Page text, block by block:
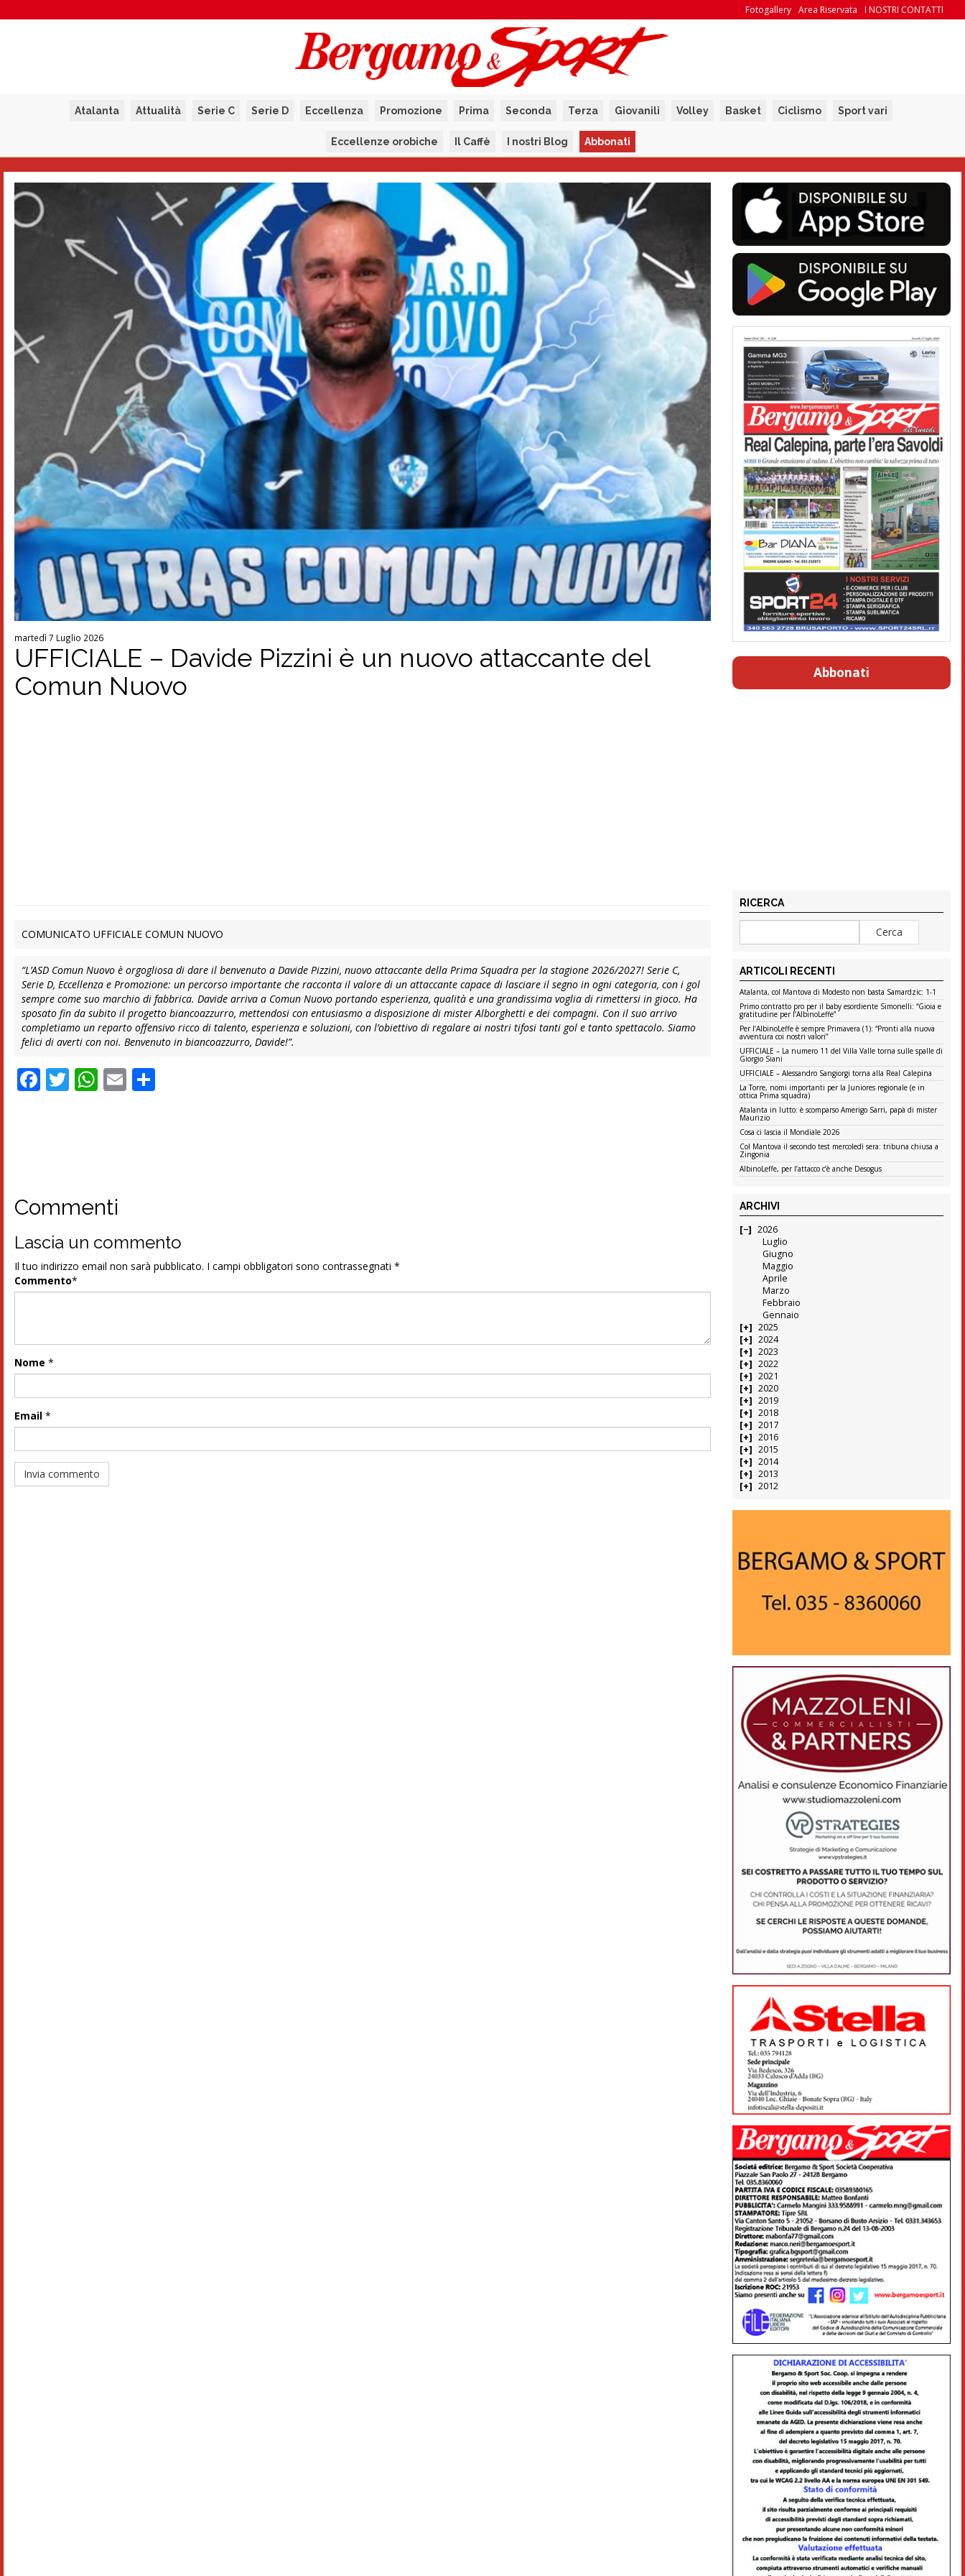
I NOSTRI CONTATTI
Area Riservata
Fotogallery
Atalanta Attualità Serie C Serie D Eccellenza Promozione Prima Seconda Terza Giovanili Volley Basket Ciclismo Sport vari
Eccellenze orobiche Il Caffè I nostri Blog Abbonati
martedì 7 Luglio 2026
UFFICIALE – Davide Pizzini è un nuovo attaccante del
Comun Nuovo
COMUNICATO UFFICIALE COMUN NUOVO
“L’ASD Comun Nuovo è orgogliosa di dare il benvenuto a Davide Pizzini, nuovo attaccante della Prima Squadra per la stagione 2026/2027! Serie C,
Serie D, Eccellenza e Promozione: un percorso importante che racconta il valore di un attaccante capace di lasciare il segno in ogni categoria, con i gol
sempre come suo marchio di fabbrica. Davide arriva a Comun Nuovo portando esperienza, qualità e una grandissima voglia di rimettersi in gioco. Ha
sposato fin da subito il progetto biancoazzurro, mettendosi con entusiasmo a disposizione di mister Alborghetti e dei compagni. Con il suo arrivo
completiamo un reparto offensivo ricco di talento, esperienza e soluzioni, con l’obiettivo di regalare ai nostri tifosi tanti gol e tanto spettacolo. Siamo
felici di averti con noi. Benvenuto in biancoazzurro, Davide!”.
Facebook
Twitter
WhatsApp
Email
Commenti
Lascia un commento
Il tuo indirizzo email non sarà pubblicato. I campi obbligatori sono contrassegnati*
Commento*
Nome *
Email *
Abbonati
RICERCA
ARTICOLI RECENTI
Atalanta, col Mantova di Modesto non basta Samardzic: 1-1
Primo contratto pro per il baby esordiente Simonelli: “Gioia e
gratitudine per l’AlbinoLeffe”
Per l’AlbinoLeffe è sempre Primavera (1): “Pronti alla nuova
avventura coi nostri valori”
UFFICIALE – La numero 11 del Villa Valle torna sulle spalle di
Giorgio Siani
UFFICIALE – Alessandro Sangiorgi torna alla Real Calepina
La Torre, nomi importanti per la Juniores regionale (e in
ottica Prima squadra)
Atalanta in lutto: è scomparso Amerigo Sarri, papà di mister
Maurizio
Cosa ci lascia il Mondiale 2026
Col Mantova il secondo test mercoledì sera: tribuna chiusa a
Zingonia
AlbinoLeffe, per l’attacco c’è anche Desogus
ARCHIVI
2026
Luglio
Giugno
Maggio
Aprile
Marzo
Febbraio
Gennaio
2025
2024
2023
2022
2021
2020
2019
2018
2017
2016
2015
2014
2013
2012